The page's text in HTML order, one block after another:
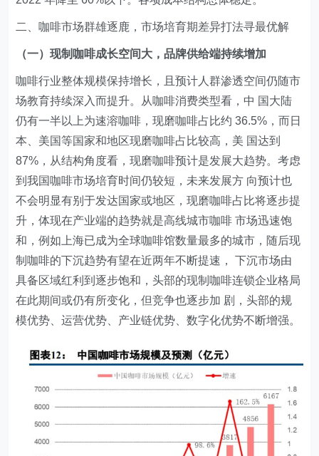
二、咖啡市场群雄逐鹿，市场培育期差异打法寻最优解
（一）现制咖啡成长空间大，品牌供给端持续增加
咖啡行业整体规模保持增长，且预计人群渗透空间仍随市
场教育持续深入而提升。从咖啡消费类型看，中 国大陆
仍有一半以上为速溶咖啡，现磨咖啡占比约 36.5%，而日
本、美国等国家和地区现磨咖啡占比较高，美 国达到
87%，从结构角度看，现磨咖啡预计是发展大趋势。考虑
到我国咖啡市场培育时间仍较短，未来发展方 向预计也
不会明显有别于发达国家或地区，现磨咖啡占比将逐步提
升，体现在产业端的趋势就是高线城市咖啡 市场迅速饱
和，例如上海已成为全球咖啡馆数量最多的城市，随后现
制咖啡的下沉趋势有望在近两年不断提速， 下沉市场由
具备区域红利到逐步饱和，头部的现制咖啡连锁企业格局
在此期间或仍有所变化，但竞争也逐步加 剧，头部的规
模优势、运营优势、产业链优势、数字化优势不断增强。